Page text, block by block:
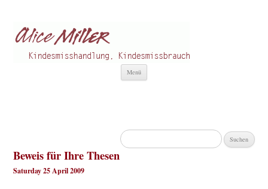
Menü
Suchen
nach:
Beweis für Ihre Thesen
Saturday 25 April 2009